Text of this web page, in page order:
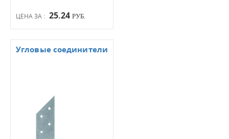
ЦЕНА ЗА : 25.24 РУБ.
Угловые соединители